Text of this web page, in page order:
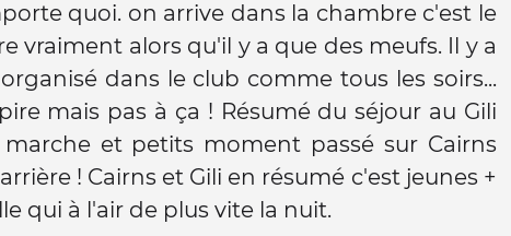
quoi. on arrive dans la chambre c'est le
vraiment alors qu'il y a que des meufs. Il y a
dans le club comme tous les soirs...
mais pas à ça ! Résumé du séjour au Gili
et petits moment passé sur Cairns
! Cairns et Gili en résumé c'est jeunes +
qui à l'air de plus vite la nuit.